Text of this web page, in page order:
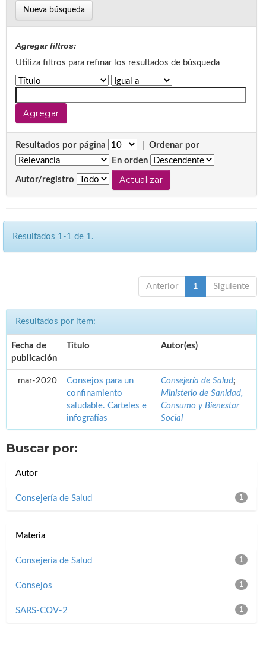
Nueva búsqueda
Agregar filtros:
Utiliza filtros para refinar los resultados de búsqueda
Resultados por página
Ordenar por
En orden
Autor/registro
Resultados 1-1 de 1.
Anterior 1 Siguiente
Resultados por ítem:
Fecha de
publicación
Título Autor(es)
mar-2020
Consejos para un
confinamiento
saludable. Carteles e
infografías
Consejería de Salud;
Ministerio de Sanidad,
Consumo y Bienestar
Social
Buscar por:
Autor
1
Consejería de Salud
Materia
1
Consejería de Salud
1
Consejos
1
SARS-COV-2